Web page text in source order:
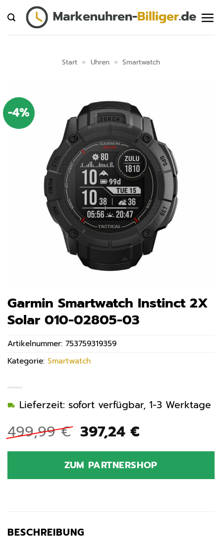
Inhalt
springen
Start » Uhren » Smartwatch
-4%
Garmin Smartwatch Instinct 2X
Solar 010-02805-03
499,99€ Ursprünglicher
Preis
war:
499,99 €
397,24 €Aktueller
ist:
397,24 €.
Lieferzeit: sofort verfügbar, 1-3 Werktage
ZUM PARTNERSHOP
Artikelnummer: 753759319359
Kategorie: Smartwatch
BESCHREIBUNG